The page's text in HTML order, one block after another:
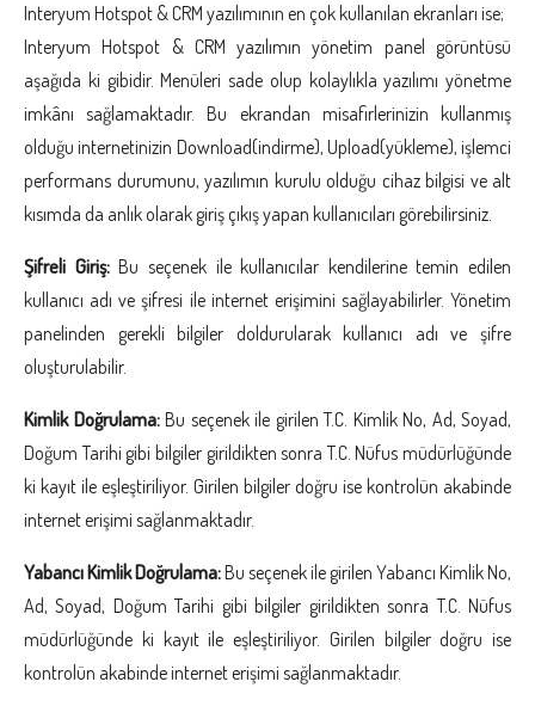
Interyum Hotspot & CRM yazılımının en çok kullanılan ekranları ise;
Interyum Hotspot & CRM yazılımın yönetim panel görüntüsü
aşağıda ki gibidir. Menüleri sade olup kolaylıkla yazılımı yönetme
imkânı sağlamaktadır. Bu ekrandan misafirlerinizin kullanmış
olduğu internetinizin Download(indirme), Upload(yükleme), işlemci
performans durumunu, yazılımın kurulu olduğu cihaz bilgisi ve alt
kısımda da anlık olarak giriş çıkış yapan kullanıcıları görebilirsiniz.
Şifreli Giriş:Bu seçenek ile kullanıcılar kendilerine temin edilen
kullanıcı adı ve şifresi ile internet erişimini sağlayabilirler. Yönetim
panelinden gerekli bilgiler doldurularak kullanıcı adı ve şifre
oluşturulabilir.
Kimlik Doğrulama:Bu seçenek ile girilen T.C. Kimlik No, Ad, Soyad,
Doğum Tarihi gibi bilgiler girildikten sonra T.C. Nüfus müdürlüğünde
ki kayıt ile eşleştiriliyor. Girilen bilgiler doğru ise kontrolün akabinde
internet erişimi sağlanmaktadır.
Yabancı Kimlik Doğrulama:Bu seçenek ile girilen Yabancı Kimlik No,
Ad, Soyad, Doğum Tarihi gibi bilgiler girildikten sonra T.C. Nüfus
müdürlüğünde ki kayıt ile eşleştiriliyor. Girilen bilgiler doğru ise
kontrolün akabinde internet erişimi sağlanmaktadır.